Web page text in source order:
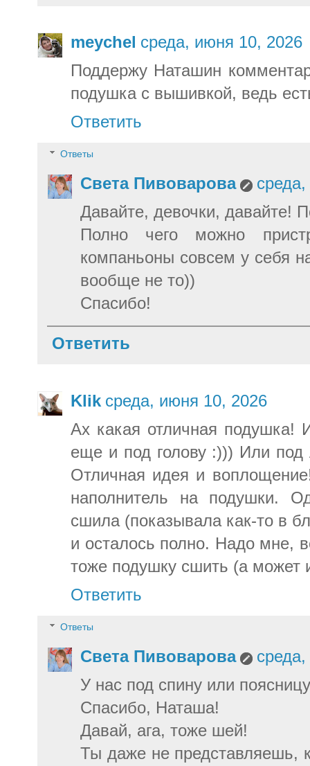
meychel среда, июня 10, 2026
Поддержу Наташин
подушка с вышивкой, ведь
Ответить
Ответы
Света Пивоварова
Давайте, девочки, давайте!
Полно чего можно
компаньоны совсем у себя
вообще не то))
Спасибо!
Ответить
Klik среда, июня 10, 2026
Ах какая отличная подушка!
еще и под голову :))) Или под
Отличная идея и
наполнитель на подушки.
сшила (показывала как-то в
и осталось полно. Надо мне,
тоже подушку сшить (а может
Ответить
Ответы
Света Пивоварова
У нас под спину или
Спасибо, Наташа!
Давай, ага, тоже шей!
Ты даже не представляешь,